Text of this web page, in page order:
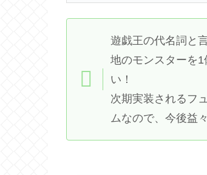
遊戯王の代名詞と
地のモンスターを
い！
次期実装されるフ
ムなので、今後益